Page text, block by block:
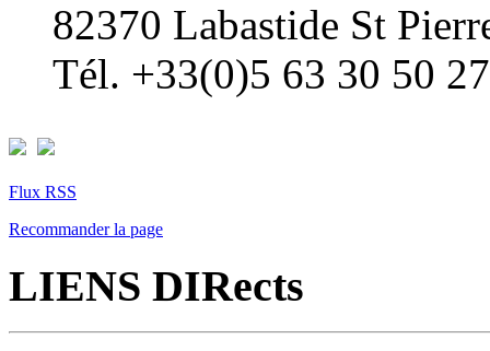
82370 Labastide St
Tél. +33(0)5 63 30 50 27
Flux RSS
Recommander la page
LIENS DIRects